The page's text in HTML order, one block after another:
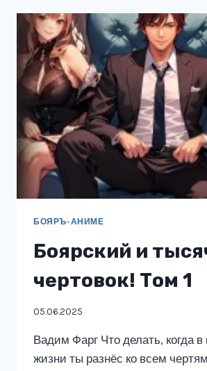
1
БОЯРЪ-АНИМЕ
Боярский и
чертовок! Том 1
05.06.2025
Вадим Фарг Что делать, когда
жизни ты разнёс ко всем